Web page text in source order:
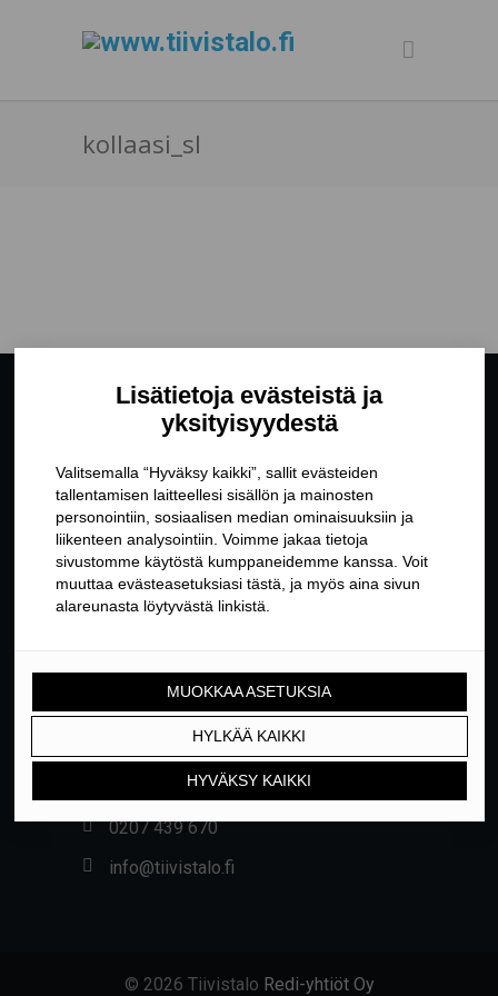
kollaasi_sl
YHTEYSTIEDOT
Yrittäjäntie 24, 01800 KLAUKKALA
0207 439 670
info@tiivistalo.fi
© 2026 Tiivistalo Redi-yhtiöt Oy